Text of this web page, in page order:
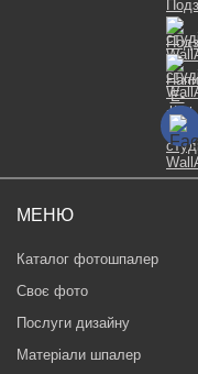
МЕНЮ
Каталог фотошпалер
Своє фото
Послуги дизайну
Матеріали шпалер